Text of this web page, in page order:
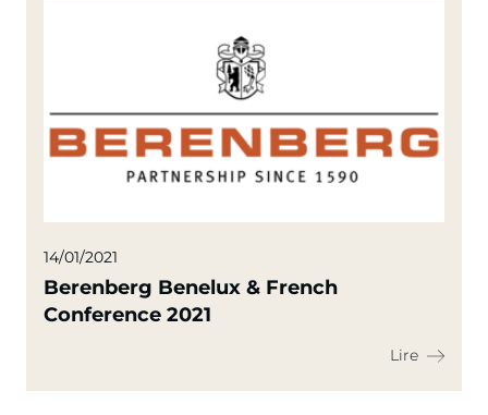
14/01/2021
Berenberg Benelux & French
Conference 2021
Lire